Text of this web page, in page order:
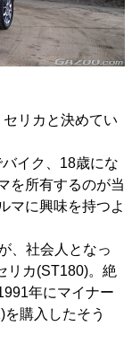
リカと決めてい
イク、18歳にな
を所有するのが当
マに興味を持つよ
、社会人となっ
リカ(ST180)。絶
年にマイナー
購入したそう